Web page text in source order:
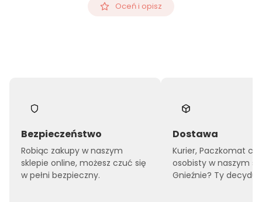
Oceń i opisz
Bezpieczeństwo
Robiąc zakupy w naszym
sklepie online, możesz czuć się
w pełni bezpieczny.
Dostawa
Kurier, Paczkomat
osobisty w naszym
Gnieźnie? Ty